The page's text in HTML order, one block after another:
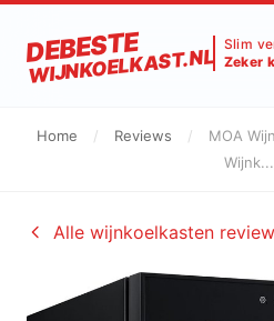
DEBESTE
WIJNKOELKAST.NL
Slim
Zeker
Home / Reviews /
MOA
Wijnk...
Alle wijnkoelkasten